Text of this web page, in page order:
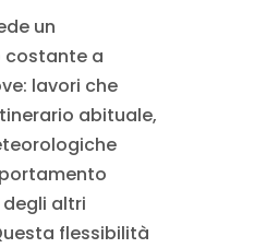
un
a
lavori che
abituale,
altri
flessibilità